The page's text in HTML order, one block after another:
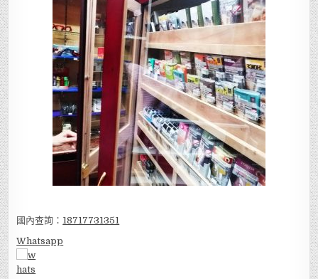
國內查詢： 18717731351
Whatsapp